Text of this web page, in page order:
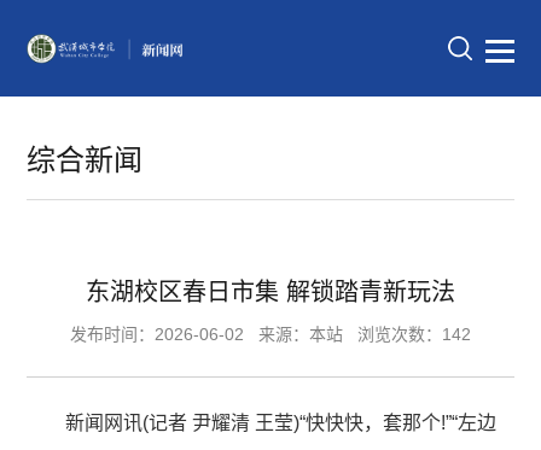
综合新闻
东湖校区春日市集 解锁踏青新玩法
发布时间：2026-06-02 来源：本站 浏览次数：142
新闻网讯(记者 尹耀清 王莹)“快快快，套那个!”“左边